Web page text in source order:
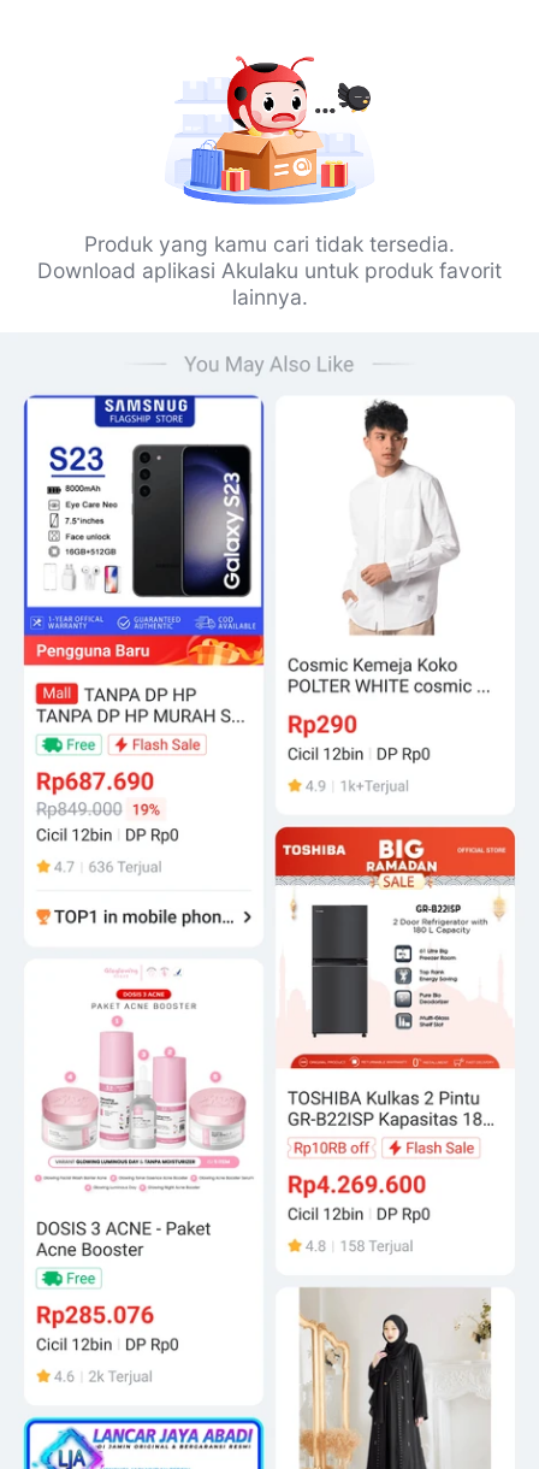
Produk yang kamu cari tidak tersedia.
Download aplikasi Akulaku untuk produk favorit
lainnya.